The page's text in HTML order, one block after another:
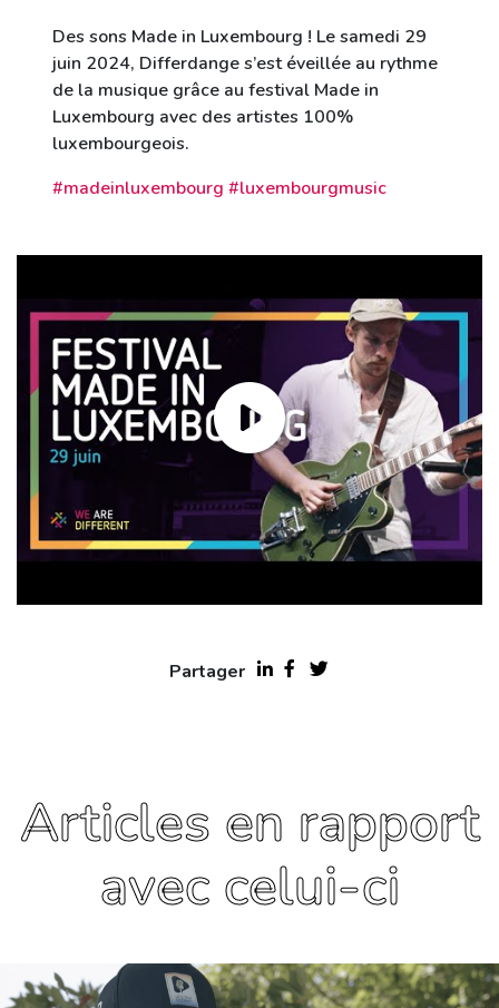
Des sons Made in Luxembourg ! Le samedi 29
juin 2024, Differdange s’est éveillée au rythme
de la musique grâce au festival Made in
Luxembourg avec des artistes 100%
luxembourgeois.
#madeinluxembourg #luxembourgmusic
Partager
Articles en rapport
avec celui-ci